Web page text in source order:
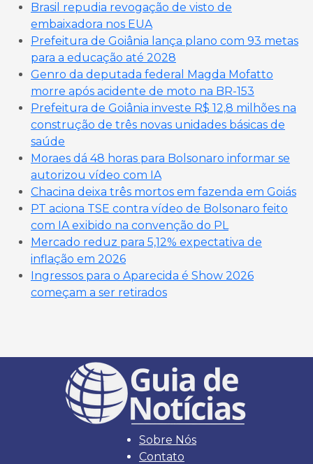
Brasil repudia revogação de visto de
embaixadora nos EUA
Prefeitura de Goiânia lança plano com 93 metas
para a educação até 2028
Genro da deputada federal Magda Mofatto
morre após acidente de moto na BR-153
Prefeitura de Goiânia investe R$ 12,8 milhões na
construção de três novas unidades básicas de
saúde
Moraes dá 48 horas para Bolsonaro informar se
autorizou vídeo com IA
Chacina deixa três mortos em fazenda em Goiás
PT aciona TSE contra vídeo de Bolsonaro feito
com IA exibido na convenção do PL
Mercado reduz para 5,12% expectativa de
inflação em 2026
Ingressos para o Aparecida é Show 2026
começam a ser retirados
Sobre Nós
Contato